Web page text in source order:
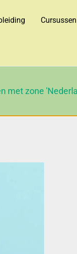
Cursussen
met zone